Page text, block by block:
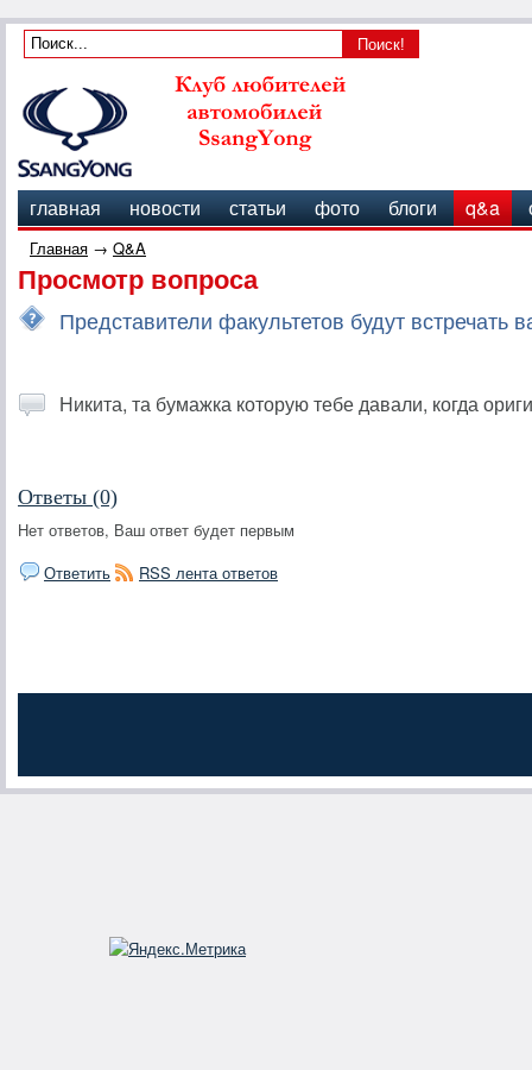
главная новости статьи фото блоги q&a
Главная → Q&A
Просмотр вопроса
Представители факультетов будут
Никита, та бумажка которую тебе давали, когда
Ответы (0)
Нет ответов, Ваш ответ будет первым
Ответить
RSS лента ответов